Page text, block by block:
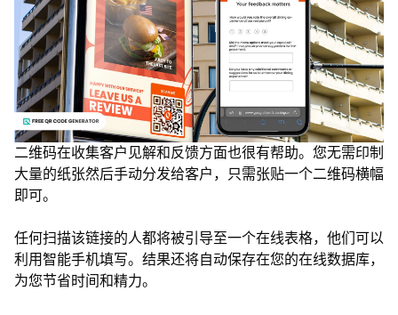
二维码在收集客户见解和反馈方面也很有帮助。您无需印制
大量的纸张然后手动分发给客户，只需张贴一个二维码横幅
即可。
任何扫描该链接的人都将被引导至一个在线表格，他们可以
利用智能手机填写。结果还将自动保存在您的在线数据库，
为您节省时间和精力。